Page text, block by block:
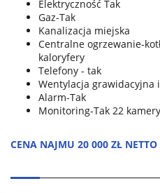
Elektryczność Tak
Gaz-Tak
Kanalizacja miejska
Centralne ogrzewanie-
kaloryfery
Telefony - tak
Wentylacja grawidacyjna
Alarm-Tak
Monitoring-Tak 22 kamery
CENA NAJMU 20 000 ZŁ NETTO